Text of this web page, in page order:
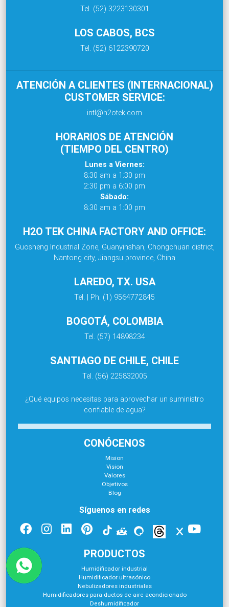
Tel. (52) 3223130301
LOS CABOS, BCS
Tel. (52) 6122390720
ATENCIÓN A CLIENTES (INTERNACIONAL)
CUSTOMER SERVICE:
intl@h2otek.com
HORARIOS DE ATENCIÓN
(TIEMPO DEL CENTRO)
Lunes a Viernes:
8:30 am a 1:30 pm
2:30 pm a 6:00 pm
Sábado:
8:30 am a 1:00 pm
H2O TEK CHINA FACTORY AND OFFICE:
Guosheng Industrial Zone, Guanyinshan, Chongchuan district,
Nantong city, Jiangsu province, China
LAREDO, TX. USA
Tel. | Ph. (1) 9564772845
BOGOTÁ, COLOMBIA
Tel. (57) 14898234
SANTIAGO DE CHILE, CHILE
Tel. (56) 225832005
¿Qué equipos necesitas para aprovechar un suministro
confiable de agua?
CONÓCENOS
Mision
Vision
Valores
Objetivos
Blog
Síguenos en redes
PRODUCTOS
Humidificador industrial
Humidificador ultrasónico
Nebulizadores industriales
Humidificadores para ductos de aire acondicionado
Deshumidificador